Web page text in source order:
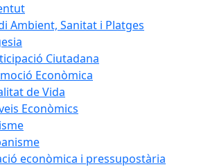
Ambient, Sanitat i Platges
Ciutadana
Econòmica
de Vida
Econòmics
econòmica i pressupostària